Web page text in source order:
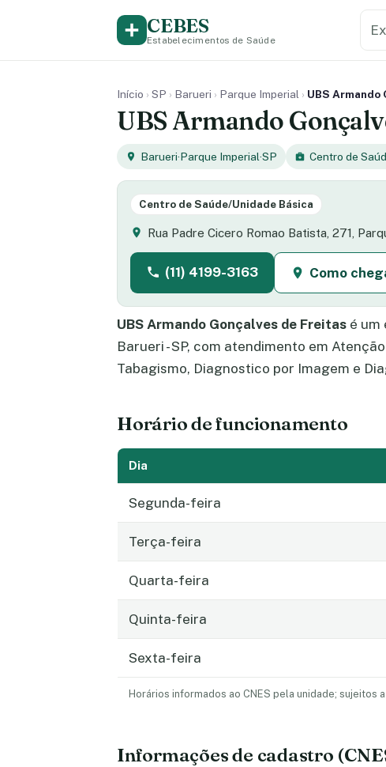
CEBES
Estabelecimentos de Saúde
Início › SP › Barueri › Parque Imperial › UBS Armando
UBS Armando
Barueri·Parque Imperial·SP Centro de
Centro de Saúde/Unidade Básica
Rua Padre Cicero Romao Batista, 271,
(11) 4199-3163 Como
UBS Armando Gonçalves de Freitas é um
Barueri - SP, com atendimento em
Tabagismo, Diagnostico por Imagem e
Horário de funcionamento
Dia
Segunda-feira
Terça-feira
Quarta-feira
Quinta-feira
Sexta-feira
Horários informados ao CNES pela unidade; sujeitos
Informações de cadastro